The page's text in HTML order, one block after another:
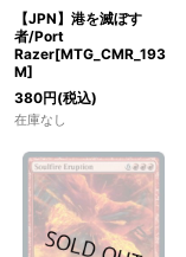
【JPN】港を滅ぼす
者/Port
Razer[MTG_CMR_193
M]
380円(税込)
在庫なし